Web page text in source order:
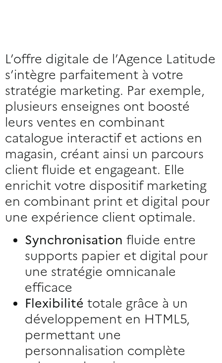
L’offre digitale de l’Agence Latitude
s’intègre parfaitement à votre
stratégie marketing. Par exemple,
plusieurs enseignes ont boosté
leurs ventes en combinant
catalogue interactif et actions en
magasin, créant ainsi un parcours
client fluide et engageant. Elle
enrichit votre dispositif marketing
en combinant print et digital pour
une expérience client optimale.
Synchronisation fluide entre
supports papier et digital pour
une stratégie omnicanale
efficace
Flexibilité totale grâce à un
développement en HTML5,
permettant une
personnalisation complète